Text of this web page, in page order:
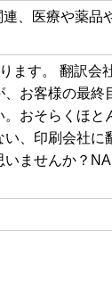
、医療や薬品
ます。 翻訳会
お客様の最終
おそらくほと
、印刷会社に
ませんか？